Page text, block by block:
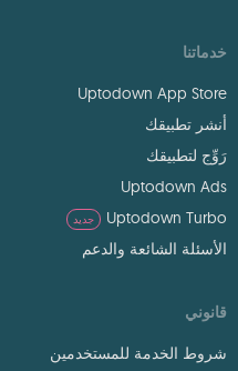
خدماتنا
Uptodown App Store
أنشر تطبيقك
رَوِّج لتطبيقك
Uptodown Ads
Uptodown Turbo
جديد
الأسئلة الشائعة والدعم
قانوني
شروط الخدمة للمستخدمين